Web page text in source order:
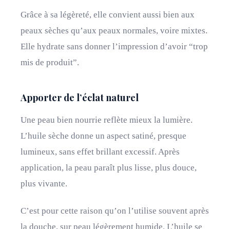
Grâce à sa légèreté, elle convient aussi bien aux
peaux sèches qu’aux peaux normales, voire mixtes.
Elle hydrate sans donner l’impression d’avoir “trop
mis de produit”.
Apporter de l’éclat naturel
Une peau bien nourrie reflète mieux la lumière.
L’huile sèche donne un aspect satiné, presque
lumineux, sans effet brillant excessif. Après
application, la peau paraît plus lisse, plus douce,
plus vivante.
C’est pour cette raison qu’on l’utilise souvent après
la douche, sur peau légèrement humide. L’huile se